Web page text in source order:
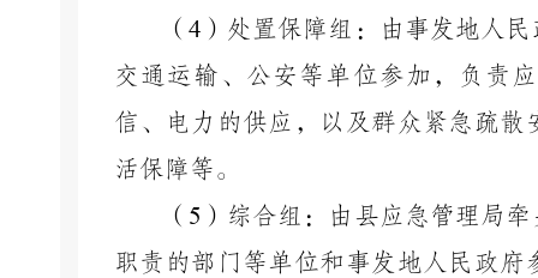
（ 4 ）处置保障组：由事发地人
交通运输、公安等单位参加，负责
信、电力的供应，以及群众紧急疏
活保障等。
（ 5 ）综合组：由县应急管理局
职责的部门等单位和事发地人民政